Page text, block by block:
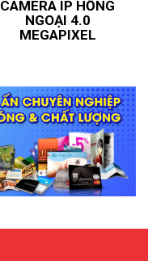
CAMERA IP HỒNG
NGOẠI 4.0
MEGAPIXEL